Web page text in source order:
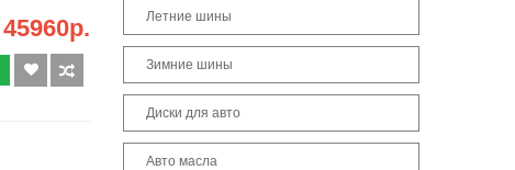
45960р. Летние шины
Зимние шины
Диски для авто
Авто масла